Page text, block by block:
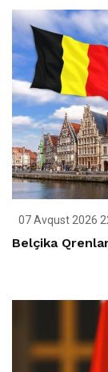
07 Avqust 2026
Belçika